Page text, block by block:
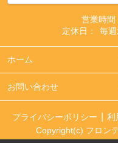
営業時間
定休日：
毎
ホーム
お問い合わせ
プライバシーポリシー 利
Copyright(c) フロン